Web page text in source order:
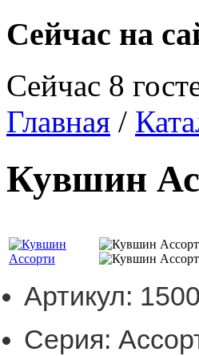
Сейчас на
Сейчас 8
Главная /
Кувшин
Артикул:
Серия: